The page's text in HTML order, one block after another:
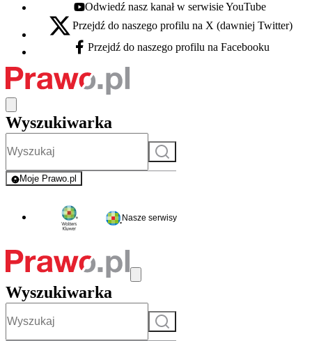
Youtube - otwiera się w nowej karcie
Odwiedź nasz kanał w serwisie YouTube
X - otwiera się w nowej karcie
Przejdź do naszego profilu na X (dawniej Twitter)
Facebook - otwiera się w nowej karcie
Przejdź do naszego profilu na Facebooku
Wyszukiwarka
Szukaj
Moje Prawo.pl
- rejestracja i logowanie do serwisu
Nasze serwisy
Wyszukiwarka
Szukaj